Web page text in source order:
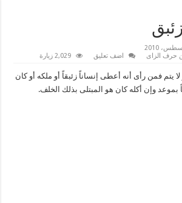
حرف الزاى
اضف تعليق 2,029 زيارة
يتم فمن رأى أنه أعطى إنساناً زئبقاً أو ملكه أو كان
بموعد وإن أكله كان هو المبتلى بذلك الخلف.